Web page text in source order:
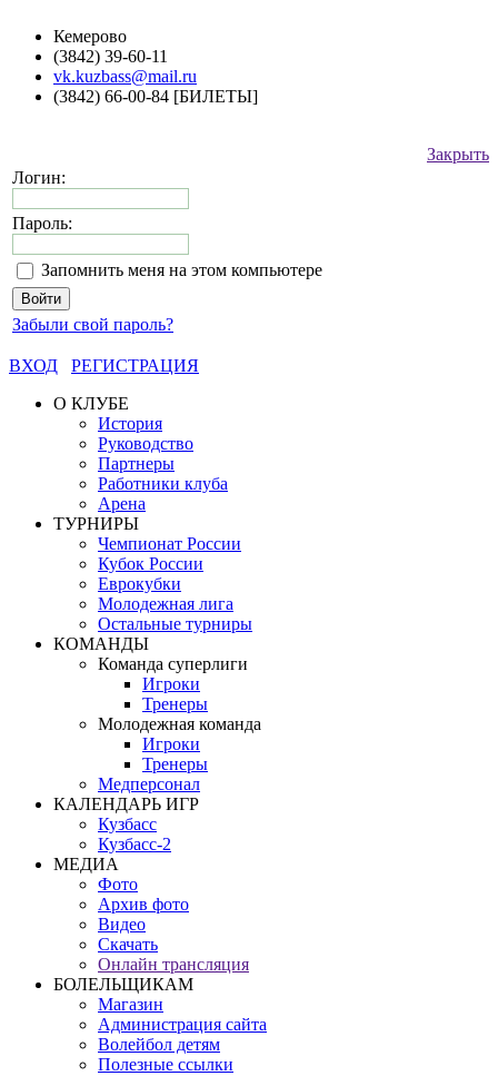
Кемерово
(3842) 39-60-11
vk.kuzbass@mail.ru
(3842) 66-00-84 [БИЛЕТЫ]
Закрыть
Логин:
Пароль:
Запомнить меня на этом компьютере
Забыли свой пароль?
ВХОД
РЕГИСТРАЦИЯ
О КЛУБЕ
История
Руководство
Партнеры
Работники клуба
Арена
ТУРНИРЫ
Чемпионат России
Кубок России
Еврокубки
Молодежная лига
Остальные турниры
КОМАНДЫ
Команда суперлиги
Игроки
Тренеры
Молодежная команда
Игроки
Тренеры
Медперсонал
КАЛЕНДАРЬ ИГР
Кузбасс
Кузбасс-2
МЕДИА
Фото
Архив фото
Видео
Скачать
Онлайн трансляция
БОЛЕЛЬЩИКАМ
Магазин
Администрация сайта
Волейбол детям
Полезные ссылки